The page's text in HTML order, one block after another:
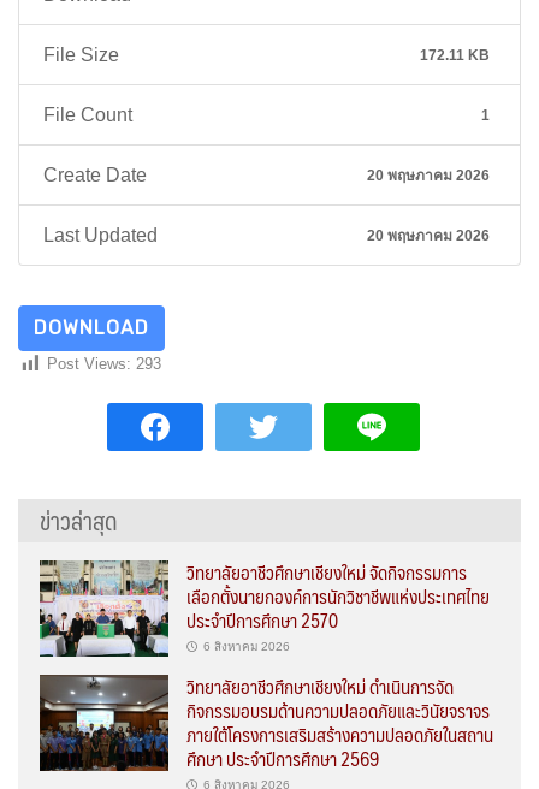
File Size 172.11 KB
File Count 1
Create Date 20 พฤษภาคม 2026
Last Updated 20 พฤษภาคม 2026
DOWNLOAD
Post Views: 293
ข่าวล่าสุด
วิทยาลัยอาชีวศึกษาเชียงใหม่ จัดกิจกรรมการ
เลือกตั้งนายกองค์การนักวิชาชีพแห่งประเทศไทย
ประจำปีการศึกษา 2570
6 สิงหาคม 2026
วิทยาลัยอาชีวศึกษาเชียงใหม่ ดำเนินการจัด
กิจกรรมอบรมด้านความปลอดภัยและวินัยจราจร
ภายใต้โครงการเสริมสร้างความปลอดภัยในสถาน
ศึกษา ประจำปีการศึกษา 2569
6 สิงหาคม 2026